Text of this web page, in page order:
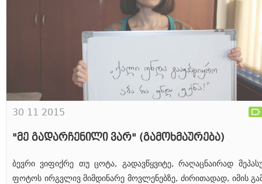
30 11 2015
"მე გადარჩენილი ვარ" (გამოხმაურება)
ბევრი ვიფიქრე თუ ცოტა, გადავწყვიტე, რაღაცნაირად
ფოტოს ირგვლივ მიმდინარე მოვლენებზე, ძირითადად, იმის